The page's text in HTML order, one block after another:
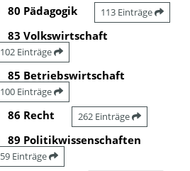
80 Pädagogik 113 Einträge
83 Volkswirtschaft
102 Einträge
85 Betriebswirtschaft
100 Einträge
86 Recht 262 Einträge
89 Politikwissenschaften
59 Einträge